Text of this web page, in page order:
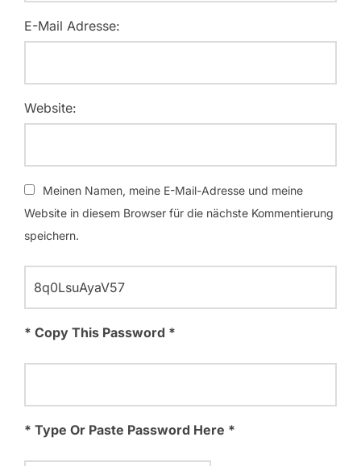
E-Mail Adresse:
Website:
Meinen Namen, meine E-Mail-Adresse und meine
Website in diesem Browser für die nächste Kommentierung
speichern.
* Copy This Password *
* Type Or Paste Password Here *